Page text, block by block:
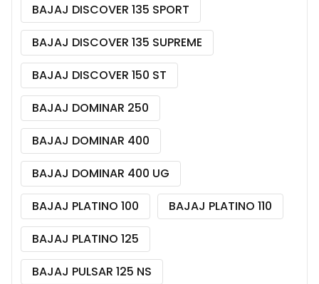
BAJAJ DISCOVER 135 SPORT
BAJAJ DISCOVER 135 SUPREME
BAJAJ DISCOVER 150 ST
BAJAJ DOMINAR 250
BAJAJ DOMINAR 400
BAJAJ DOMINAR 400 UG
BAJAJ PLATINO 100
BAJAJ PLATINO 110
BAJAJ PLATINO 125
BAJAJ PULSAR 125 NS